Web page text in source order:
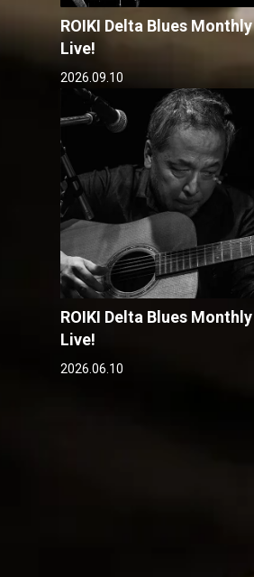
ROIKI Delta Blues Monthly
Live!
2026.09.10
ROIKI Delta Blues Monthly
Live!
2026.06.10